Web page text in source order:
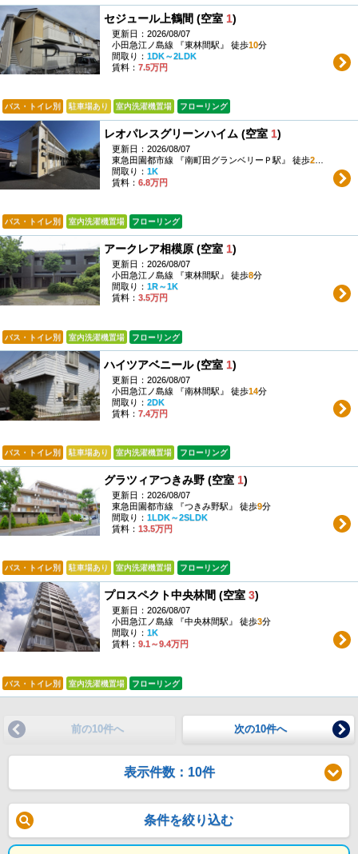
セジュール上鶴間 (空室 1)
更新日：2026/08/07
小田急江ノ島線 『東林間駅』 徒歩10分
間取り： 1DK～2LDK
賃料： 7.5万円
バス・トイレ別 駐車場あり 室内洗濯機置場 フローリング
レオパレスグリーンハイム (空室 1)
更新日：2026/08/07
東急田園都市線 『南町田グランベリーＰ駅』 徒歩23
間取り： 1K
賃料： 6.8万円
バス・トイレ別 室内洗濯機置場 フローリング
アークレア相模原 (空室 1)
更新日：2026/08/07
小田急江ノ島線 『東林間駅』 徒歩8分
間取り： 1R～1K
賃料： 3.5万円
バス・トイレ別 室内洗濯機置場 フローリング
ハイツアベニール (空室 1)
更新日：2026/08/07
小田急江ノ島線 『南林間駅』 徒歩14分
間取り： 2DK
賃料： 7.4万円
バス・トイレ別 駐車場あり 室内洗濯機置場 フローリング
グラツィアつきみ野 (空室 1)
更新日：2026/08/07
東急田園都市線 『つきみ野駅』 徒歩9分
間取り： 1LDK～2SLDK
賃料： 13.5万円
バス・トイレ別 駐車場あり 室内洗濯機置場 フローリング
プロスペクト中央林間 (空室 3)
更新日：2026/08/07
小田急江ノ島線 『中央林間駅』 徒歩3分
間取り： 1K
賃料： 9.1～9.4万円
バス・トイレ別 室内洗濯機置場 フローリング
前の10件へ 次の10件へ
表示件数：10件
条件を絞り込む